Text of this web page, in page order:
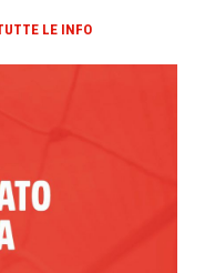
LE INFO